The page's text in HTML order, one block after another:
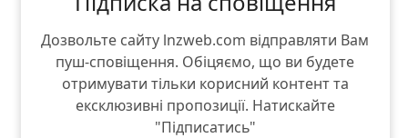
Дозвольте сайту lnzweb.com відправляти Вам
пуш-сповіщення. Обіцяємо, що ви будете
отримувати тільки корисний контент та
ексклюзивні пропозиції. Натискайте
"Підписатись"